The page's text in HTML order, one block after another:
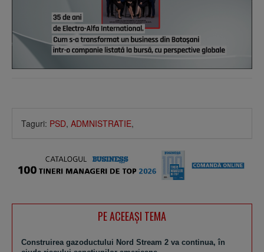
Taguri: PSD, ADMNISTRATIE,
PE ACEEAŞI TEMA
Construirea gazoductului Nord Stream 2 va continua, în